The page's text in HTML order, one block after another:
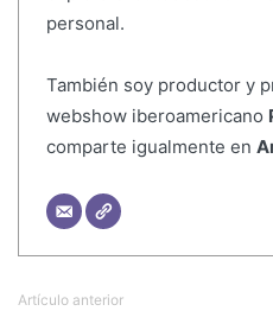
personal.
También soy productor y
webshow iberoamericano
comparte igualmente en
Artículo anterior